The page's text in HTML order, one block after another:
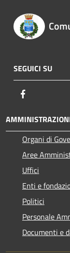
SEGUICI SU
Organi di
Aree
Uffici
Enti e
Politici
Personale
Documenti e